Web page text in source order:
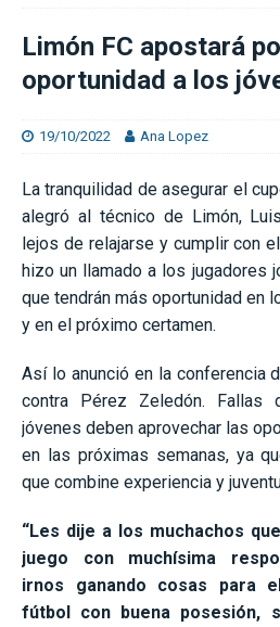
Limón FC apostará
oportunidad a los
19/10/2022 Ana Lopez
La tranquilidad de asegurar el
alegró al técnico de Limón,
lejos de relajarse y cumplir con
hizo un llamado a los jugadores
que tendrán más oportunidad en
y en el próximo certamen.
Así lo anunció en la conferencia
contra Pérez Zeledón. Fallas
jóvenes deben aprovechar las
en las próximas semanas, ya
que combine experiencia y
“Les dije a los muchachos
juego con muchísima
irnos ganando cosas para
fútbol con buena posesión,